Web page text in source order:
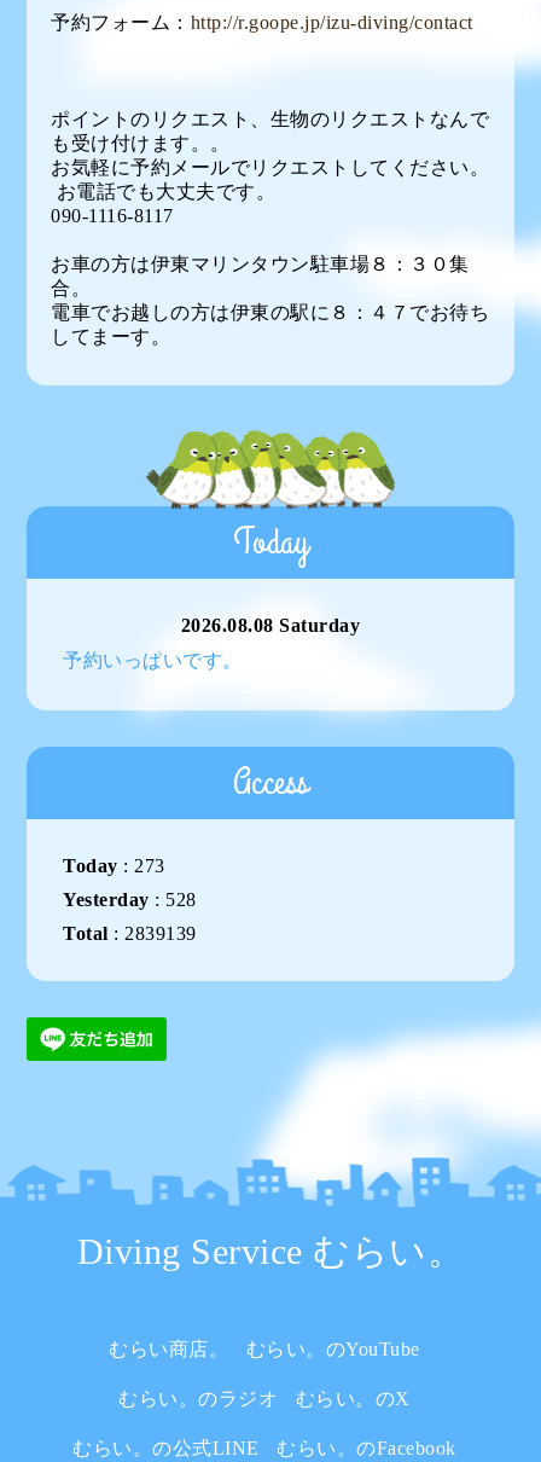
予約フォーム： http://r.goope.jp/izu-diving/contact
ポイントのリクエスト、生物のリクエストなんで
も受け付けます。。
お気軽に予約メールでリクエストしてください。
お電話でも大丈夫です。
090-1116-8117
お車の方は伊東マリンタウン駐車場８：３０集
合。
電車でお越しの方は伊東の駅に８：４７でお待ち
してまーす。
Today
2026.08.08 Saturday
予約いっぱいです。
Access
Today : 273
Yesterday : 528
Total : 2839139
Diving Service むらい。
むらい商店。 むらい。のYouTube
むらい。のラジオ むらい。のX
むらい。の公式LINE むらい。のFacebook